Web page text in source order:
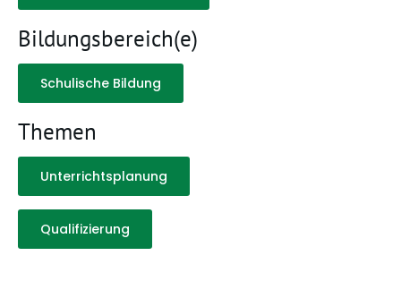
Bildungsbereich(e)
Schulische Bildung
Themen
Unterrichtsplanung
Qualifizierung